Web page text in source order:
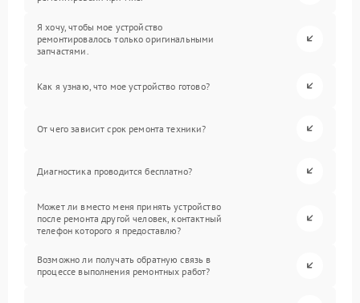
Я хочу, чтобы мое устройство
ремонтировалось только оригинальными
запчастями.
Как я узнаю, что мое устройство готово?
От чего зависит срок ремонта техники?
Диагностика проводится бесплатно?
Может ли вместо меня принять устройство
после ремонта другой человек, контактный
телефон которого я предоставлю?
Возможно ли получать обратную связь в
процессе выполнения ремонтных работ?